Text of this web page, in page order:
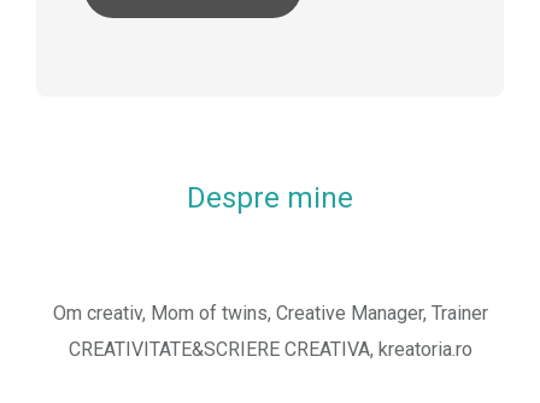
Despre mine
Om creativ, Mom of twins, Creative Manager, Trainer
CREATIVITATE&SCRIERE CREATIVA, kreatoria.ro